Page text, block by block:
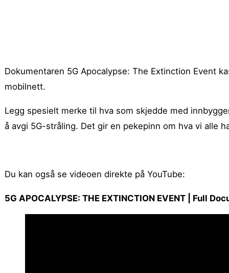
Dokumentaren 5G Apocalypse: The Extinction Event
mobilnett.
Legg spesielt merke til hva som skjedde med
å avgi 5G-stråling. Det gir en pekepinn om hva vi alle
Du kan også se videoen direkte på YouTube:
5G APOCALYPSE: THE EXTINCTION EVENT | Full